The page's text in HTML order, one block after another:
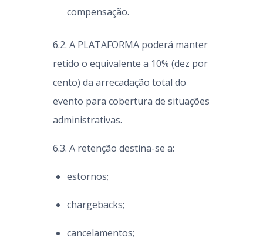
compensação.
6.2. A PLATAFORMA poderá manter
retido o equivalente a 10% (dez por
cento) da arrecadação total do
evento para cobertura de situações
administrativas.
6.3. A retenção destina-se a:
estornos;
chargebacks;
cancelamentos;